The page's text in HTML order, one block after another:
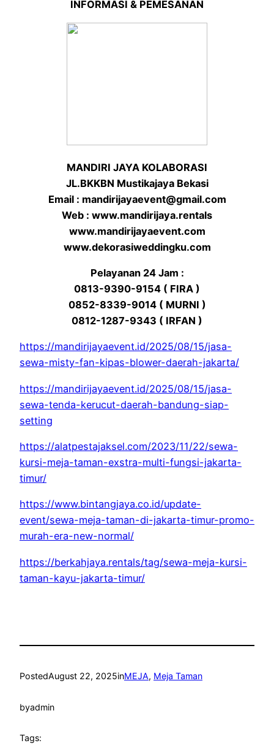
INFORMASI & PEMESANAN
MANDIRI JAYA KOLABORASI
JL.BKKBN Mustikajaya Bekasi
Email : mandirijayaevent@gmail.com
Web : www.mandirijaya.rentals
www.mandirijayaevent.com
www.dekorasiweddingku.com
Pelayanan 24 Jam :
0813-9390-9154 ( FIRA )
0852-8339-9014 ( MURNI )
0812-1287-9343 ( IRFAN )
https://mandirijayaevent.id/2025/08/15/jasa-
sewa-misty-fan-kipas-blower-daerah-jakarta/
https://mandirijayaevent.id/2025/08/15/jasa-
sewa-tenda-kerucut-daerah-bandung-siap-
setting
https://alatpestajaksel.com/2023/11/22/sewa-
kursi-meja-taman-exstra-multi-fungsi-jakarta-
timur/
https://www.bintangjaya.co.id/update-
event/sewa-meja-taman-di-jakarta-timur-promo-
murah-era-new-normal/
https://berkahjaya.rentals/tag/sewa-meja-kursi-
taman-kayu-jakarta-timur/
PostedAugust 22, 2025inMEJA, Meja Taman
byadmin
Tags: